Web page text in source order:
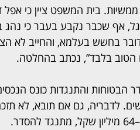
בית המשפט ציין כי
אף שכבר נקבע בעבר כי נהג
בחשש בעלמא, והחייב לא
הטוב בלבד”, נכתב בהחלטה.
הבטוחות והתנגדות כונס
לדבריה, גם אם תובא, לא